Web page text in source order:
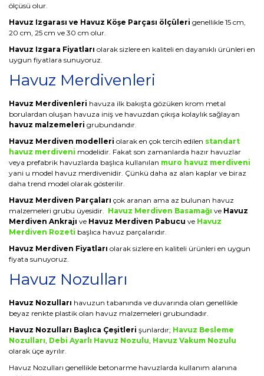
ölçüsü olur.
Havuz Izgarası ve Havuz Köşe Parçası ölçüleri genellikle 15 cm,
20 cm, 25 cm ve 30 cm olur.
Havuz Izgara Fiyatları olarak sizlere en kaliteli en dayanıklı ürünleri en
uygun fiyatlara sunuyoruz.
Havuz Merdivenleri
Havuz Merdivenleri havuza ilk bakışta gözüken krom metal
borulardan oluşan havuza iniş ve havuzdan çıkışa kolaylık sağlayan
havuz malzemeleri grubundandır.
Havuz Merdiven modelleri olarak en çok tercih edilen standart
havuz merdiveni modelidir. Fakat son zamanlarda hazır havuzlar
veya prefabrik havuzlarda başlıca kullanılan muro havuz merdiveni
yani u model havuz merdivenidir. Çünkü daha az alan kaplar ve biraz
daha trend model olarak gösterilir.
Havuz Merdiven Parçaları çok aranan ama az bulunan havuz
malzemeleri grubu üyesidir. Havuz Merdiven Basamağı ve Havuz
Merdiven Ankrajı ve Havuz Merdiven Pabucu ve Havuz
Merdiven Rozeti başlıca havuz parçalarıdır.
Havuz Merdiven Fiyatları olarak sizlere en kaliteli ürünleri en uygun
fiyata sunuyoruz.
Havuz Nozulları
Havuz Nozulları havuzun tabanında ve duvarında olan genellikle
beyaz renkte plastik olan havuz malzemeleri grubundadır.
Havuz Nozulları Başlıca Çeşitleri şunlardır; Havuz Besleme
Nozulları Debi Ayarlı Havuz Nozulu Havuz Vakum Nozulu
olarak üçe ayrılır.
Havuz Nozulları genellikle betonarme havuzlarda kullanım alanına